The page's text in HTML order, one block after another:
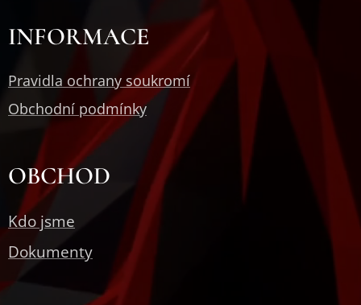
INFORMACE
Pravidla ochrany soukromí
Obchodní podmínky
OBCHOD
Kdo jsme
Dokumenty